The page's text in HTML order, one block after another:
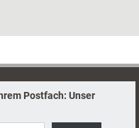
Postfach: Unser